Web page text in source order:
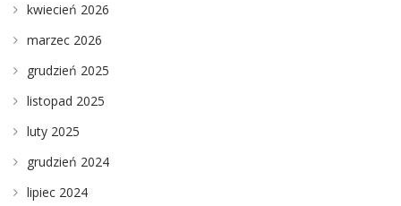
kwiecień 2026
marzec 2026
grudzień 2025
listopad 2025
luty 2025
grudzień 2024
lipiec 2024